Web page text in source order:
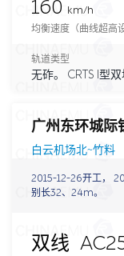
160
km/h
均衡速度（曲线超高
轨道类型
无砟。 CRTS I型双
广州东环城际
白云机场北~竹料
2015-12-26开工，
别长32、24m。
双线